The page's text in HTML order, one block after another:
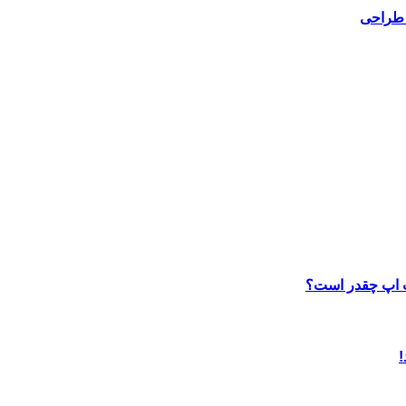
طراحی
اپ چقدر است؟